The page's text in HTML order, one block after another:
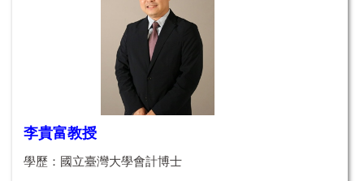
李貴富教授
學歷：國立臺灣大學會計博士